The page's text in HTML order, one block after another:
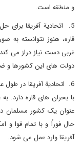
و منطقه است.
5. اتحادیة آفریقا
قاره، هنوز نتوانسته
غربی دست نیاز دراز می
دولت های این کشورها و
6. اتحادیة آفریقا در
با بحران های قاره دارد.
عنوان یک کشور مسلمان
حال فوراً و با تمام قوا و
آفریقا وارد عمل می شود.